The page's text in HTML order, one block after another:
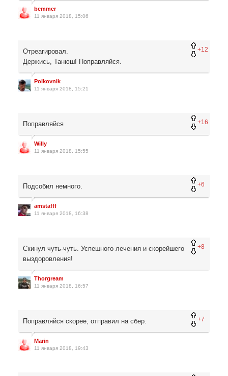
bemmer
11 января 2018, 15:06
+12
Отреагировал.
Держись, Танюш! Поправляйся.
Polkovnik
11 января 2018, 15:21
+16
Поправляйся
Willy
11 января 2018, 15:55
+6
Подсобил немного.
amstafff
11 января 2018, 16:38
+8
Скинул чуть-чуть. Успешного лечения и скорейшего
выздоровления!
Thorgream
11 января 2018, 16:57
+7
Поправляйся скорее, отправил на сбер.
Marin
11 января 2018, 19:43